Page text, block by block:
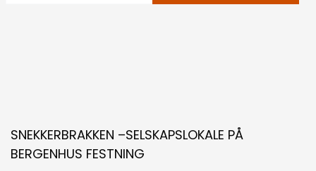
SNEKKERBRAKKEN –SELSKAPSLOKALE PÅ
BERGENHUS FESTNING